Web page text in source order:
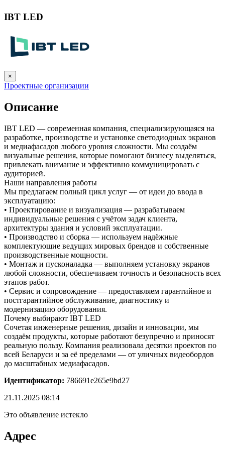
IBT LED
×
Проектные организации
Описание
IBT LED — современная компания, специализирующаяся на
разработке, производстве и установке светодиодных экранов
и медиафасадов любого уровня сложности. Мы создаём
визуальные решения, которые помогают бизнесу выделяться,
привлекать внимание и эффективно коммуницировать с
аудиторией.
Наши направления работы
Мы предлагаем полный цикл услуг — от идеи до ввода в
эксплуатацию:
• Проектирование и визуализация — разрабатываем
индивидуальные решения с учётом задач клиента,
архитектуры здания и условий эксплуатации.
• Производство и сборка — используем надёжные
комплектующие ведущих мировых брендов и собственные
производственные мощности.
• Монтаж и пусконаладка — выполняем установку экранов
любой сложности, обеспечиваем точность и безопасность всех
этапов работ.
• Сервис и сопровождение — предоставляем гарантийное и
постгарантийное обслуживание, диагностику и
модернизацию оборудования.
Почему выбирают IBT LED
Сочетая инженерные решения, дизайн и инновации, мы
создаём продукты, которые работают безупречно и приносят
реальную пользу. Компания реализовала десятки проектов по
всей Беларуси и за её пределами — от уличных видеобордов
до масштабных медиафасадов.
Идентификатор: 786691e265e9bd27
21.11.2025 08:14
Это объявление истекло
Адрес